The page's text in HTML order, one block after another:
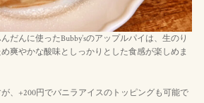
だんに使ったBubby’sのアップルパイは、生のり
爽やかな酸味としっかりとした食感が楽しめま
、+200円でバニラアイスのトッピングも可能で